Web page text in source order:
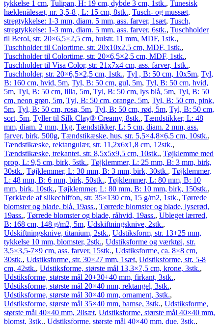
tykkelse 1 cm, Tulipan, H: 19 cm, dybde 3 cm, 1stk., Tunesisk
hæklenålesæt, nr. 3,5-8 , L: 15 cm, 8stk., Tusch- og mussæt,
stregtykkelse: 1-3 mm, diam. 5 mm, ass. farver, 1sæt, Tusch,
stregtykkelse: 1-3 mm, diam. 5 mm, ass. farver, 6stk., Tuschholder
til Berol, str. 20×6,5×2,5 cm, hulstr. 11 mm, MDF, 1stk.,
Tuschholder til Colortime, str. 20x10x2,5 cm, MDF, 1stk.,
Tuschholder til Colortime, str. 20×6,5×2,5 cm, MDF, 1stk.,
Tuschholder til Visa Color, str. 21x7x4 cm, ass. farver, 1stk.,
Tuschholder, str. 20×6,5×2,5 cm, 1stk., Tyl , B: 50 cm, 10x5m, Tyl,
B: 160 cm, hvid, 5m, Tyl, B: 50 cm, gul, 5m, Tyl, B: 50 cm, hvid,
5m, Tyl, B: 50 cm, lilla, 5m, Tyl, B: 50 cm, lys blå, 5m, Tyl, B: 50
cm, neon grøn, 5m, Tyl, B: 50 cm, orange, 5m, Tyl, B: 50 cm, pink,
5m, Tyl, B: 50 cm, rosa, 5m, Tyl, B: 50 cm, rød, 5m, Tyl, B: 50 cm,
sort, 5m, Tyller til Silk Clay® Creamy, 8stk., Tændstikker, L: 48
mm, diam. 2 mm, 1kg, Tændstikker, L: 5 cm, diam. 2 mm, ass.
farver, birk, 500g, Tændstikæske, hus, str. 5,5×4,8×6,5 cm, 10stk.,
Tændstikæske, rektangulær, str. 11,2x6x1,8 cm, 12stk.,
Tændstikæske, trekantet, str. 8,5x5x9,5 cm, 10stk., Tøjklemme med
prop, L: 9,5 cm, birk, 5stk., Tøjklemmer, L: 25 mm, B: 3 mm, birk,
30stk., Tøjklemmer, L: 30 mm, B: 3 mm, birk, 30stk., Tøjklemmer,
L: 48 mm, B: 6 mm, birk, 50stk., Tøjklemmer, L: 80 mm, B: 10
mm, birk, 10stk., Tøjklemmer, L: 80 mm, B: 10 mm, birk, 150stk.,
Tørklæde af silkechiffon, str. 35×130 cm, 15 g/m2, 1stk., Tørrede
blomster og blade, blå, 19ass., Tørrede blomster og blade, lyserød,
19ass., Tørrede blomster og blade, råhvid, 19ass., Ubleget lærred,
B: 168 cm, 148 g/m2, 5m, Udskiftningsknive, 2stk.,
Udskiftningsknive, titanium, 2stk., Udstiksform, str. 13+25 mm,
tykkelse 10 mm, blomster, 2stk., Udstiksforme og værktøj, str.
3,5×3,5-7×9 cm, ass. farver, 15stk., Udstiksforme, ca. 8×8 cm,
30stk., Udstiksforme, str. 30×27 mm, 1sæt, Udstiksforme, str. 5-8
cm, 42stk., Udstiksforme, største mål 13,3×7,5 cm, krone, 3stk.,
Udstiksforme, største mål 20+30+40 mm, firkant, 3stk.,
Udstiksforme, største mål 20×40 mm, rektangel, 3stk.,
Udstiksforme, største mål 30×40 mm, ornament, 3stk.,
Udstiksforme, største mål 35×40 mm, bamse, 3stk., Udstiksforme,
største mål 40×40 mm, 20sæt, Udstiksforme, største mål 40×40 mm,
blomst, 3stk., Udstiksforme, største mål 40×40 mm, due, 3stk.,